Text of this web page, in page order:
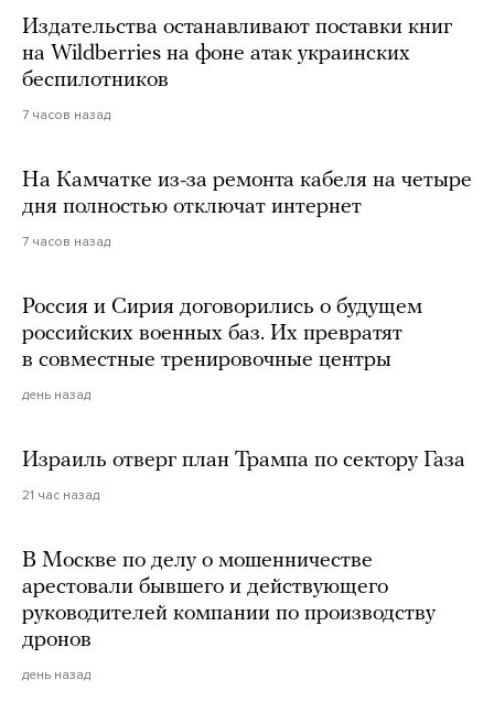
Издательства останавливают поставки книг
на Wildberries на фоне атак украинских
беспилотников
7 часов назад
На Камчатке из-за ремонта кабеля на четыре
дня полностью отключат интернет
7 часов назад
Россия и Сирия договорились о будущем
российских военных баз. Их превратят
в совместные тренировочные центры
день назад
Израиль отверг план Трампа по сектору Газа
21 час назад
В Москве по делу о мошенничестве
арестовали бывшего и действующего
руководителей компании по производству
дронов
день назад